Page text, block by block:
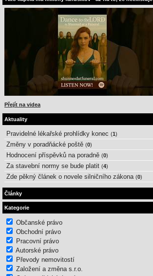
Přejít na videa
Aktuality
Pravidelné lékařské prohlídky konec (1)
Změny v poradňácké poště (0)
Hodnocení příspěvků na poradně (0)
Za stavební normy se bude platit (4)
Zde pěkný článek o novele silničního zákona (0)
Články
Kategorie
Občanské právo
Obchodní právo
Pracovní právo
Autorské právo
Převody nemovitostí
Založení a změna s.r.o.